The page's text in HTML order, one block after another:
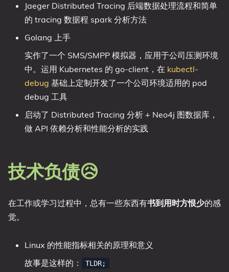
Jaeger Distributed Tracing 后端数据处理流程和简单
的 tracing 数据程 spark 分析方法
Golang 上手
实作了一个 SMS/SMPP 模拟器，应用于公司压测环境
中。运用 Kubernetes 的 go-client，在 kubectl-
debug 基础上定制开发了一个公司环境适用的 pod
debug 工具
启动了 Distributed Tracing 分析 + Neo4j 图数据库，
做 API 依赖分析和性能分析的实践
技术负债😥
在工作或学习过程中，总有一些东西有书到用时方恨少的感
觉。
Linux 的性能指标相关的原理和意义
故事是这样的：
TLDR;